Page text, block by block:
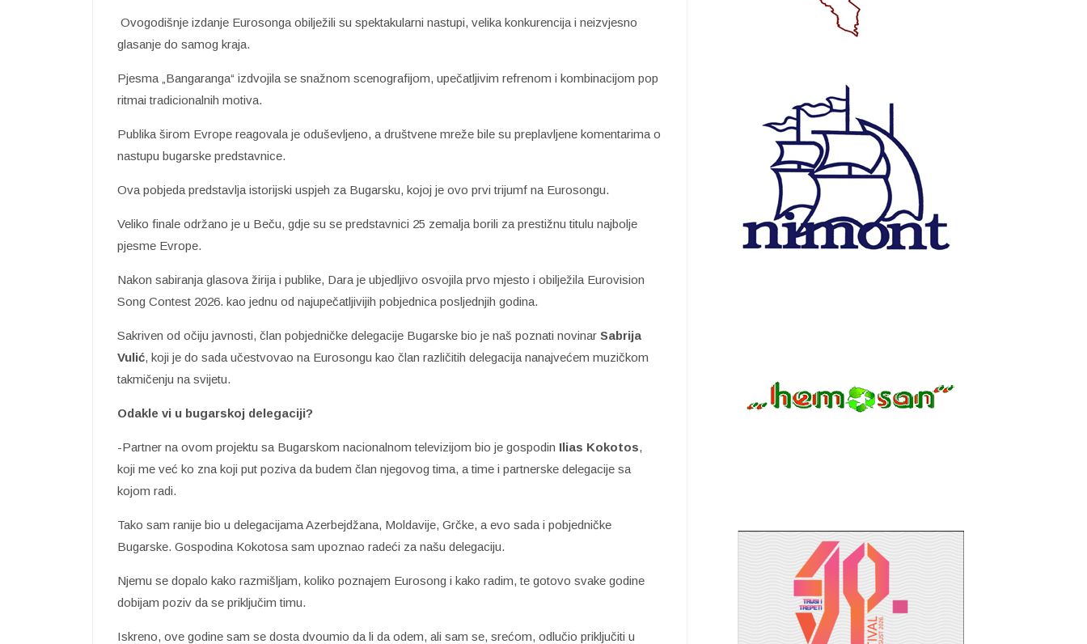
Ovogodišnje izdanje Eurosonga obilježili su spektakularni nastupi, velika konkurencija i neizvjesno
glasanje do samog kraja.
Pjesma „Bangaranga“ izdvojila se snažnom scenografijom, upečatljivim refrenom i kombinacijom pop
ritmai tradicionalnih motiva.
Publika širom Evrope reagovala je oduševljeno, a društvene mreže bile su preplavljene komentarima o
nastupu bugarske predstavnice.
Ova pobjeda predstavlja istorijski uspjeh za Bugarsku, kojoj je ovo prvi trijumf na Eurosongu.
Veliko finale održano je u Beču, gdje su se predstavnici 25 zemalja borili za prestižnu titulu najbolje
pjesme Evrope.
Nakon sabiranja glasova žirija i publike, Dara je ubjedljivo osvojila prvo mjesto i obilježila Eurovision
Song Contest 2026. kao jednu od najupečatljivijih pobjednica posljednjih godina.
Sakriven od očiju javnosti, član pobjedničke delegacije Bugarske bio je naš poznati novinar Sabrija
Vulić, koji je do sada učestvovao na Eurosongu kao član različitih delegacija nanajvećem muzičkom
takmičenju na svijetu.
Odakle vi u bugarskoj delegaciji?
-Partner na ovom projektu sa Bugarskom nacionalnom televizijom bio je gospodin Ilias Kokotos,
koji me već ko zna koji put poziva da budem član njegovog tima, a time i partnerske delegacije sa
kojom radi.
Tako sam ranije bio u delegacijama Azerbejdžana, Moldavije, Grčke, a evo sada i pobjedničke
Bugarske. Gospodina Kokotosa sam upoznao radeći za našu delegaciju.
Njemu se dopalo kako razmišljam, koliko poznajem Eurosong i kako radim, te gotovo svake godine
dobijam poziv da se priključim timu.
Iskreno, ove godine sam se dosta dvoumio da li da odem, ali sam se, srećom, odlučio priključiti u